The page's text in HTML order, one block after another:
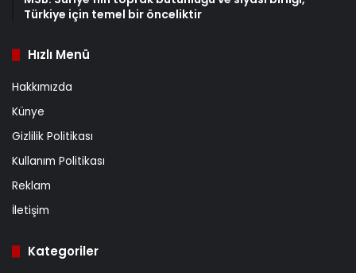
Türkiye için temel bir önceliktir
Hızlı Menü
Hakkımızda
Künye
Gizlilik Politikası
Kullanım Politikası
Reklam
İletişim
Kategoriler